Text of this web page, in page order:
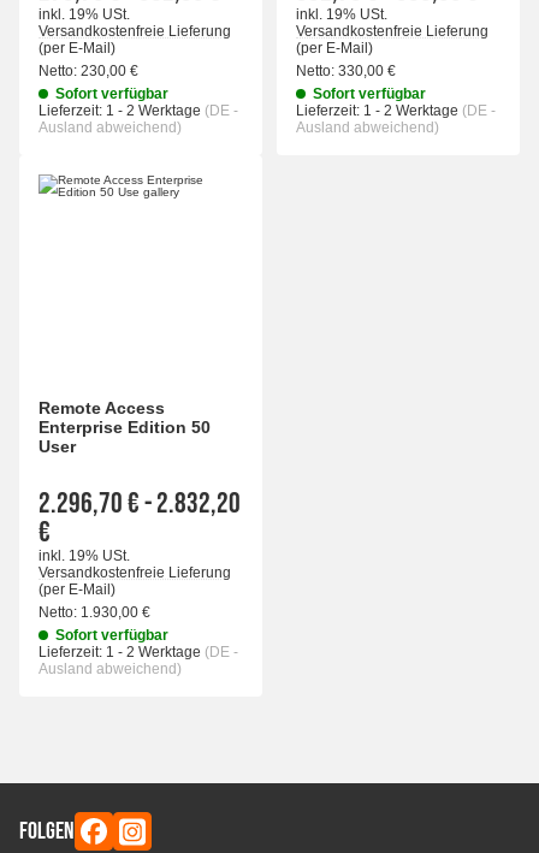
inkl. 19% USt.
Versandkostenfreie Lieferung
(per E-Mail)
Netto: 230,00 €
Sofort verfügbar
Lieferzeit: 1 - 2 Werktage (DE -
Ausland abweichend)
inkl. 19% USt.
Versandkostenfreie Lieferung
(per E-Mail)
Netto: 330,00 €
Sofort verfügbar
Lieferzeit: 1 - 2 Werktage (DE -
Ausland abweichend)
Remote Access
Enterprise Edition 50
User
2.296,70 €-2.832,20
€
inkl. 19% USt.
Versandkostenfreie Lieferung
(per E-Mail)
Netto: 1.930,00 €
Sofort verfügbar
Lieferzeit: 1 - 2 Werktage (DE -
Ausland abweichend)
FOLGEN